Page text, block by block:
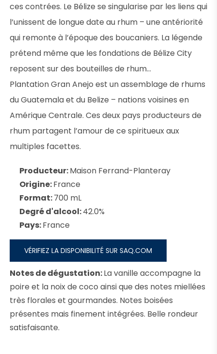
ces contrées. Le Bélize se singularise par les liens qui
l’unissent de longue date au rhum – une antériorité
qui remonte à l’époque des boucaniers. La légende
prétend même que les fondations de Bélize City
reposent sur des bouteilles de rhum…
Plantation Gran Anejo est un assemblage de rhums
du Guatemala et du Belize – nations voisines en
Amérique Centrale. Ces deux pays producteurs de
rhum partagent l’amour de ce spiritueux aux
multiples facettes.
Producteur:Maison Ferrand-Planteray
Origine:France
Format:700 mL
Degré d'alcool:42.0%
Pays:France
VÉRIFIEZ LA DISPONIBILITÉ SUR SAQ.COM
Notes de dégustation:La vanille accompagne la
poire et la noix de coco ainsi que des notes miellées
très florales et gourmandes. Notes boisées
présentes mais finement intégrées. Belle rondeur
satisfaisante.